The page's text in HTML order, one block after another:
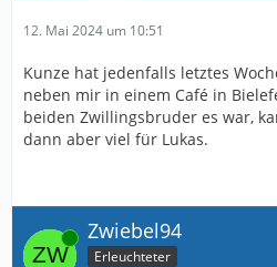
12. Mai 2024 um 10:51
Kunze hat jedenfalls letztes
neben mir in einem Café in
beiden Zwillingsbruder es war,
dann aber viel für Lukas.
Online Zwiebel94
Erleuchteter